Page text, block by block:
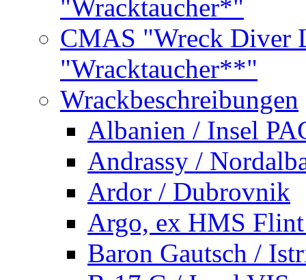
"Wracktaucher*"
CMAS "Wreck Diver
"Wracktaucher**"
Wrackbeschreibungen
Albanien / Insel
Andrassy /
Ardor / Dubrovnik
Argo, ex HMS
Baron Gautsch /